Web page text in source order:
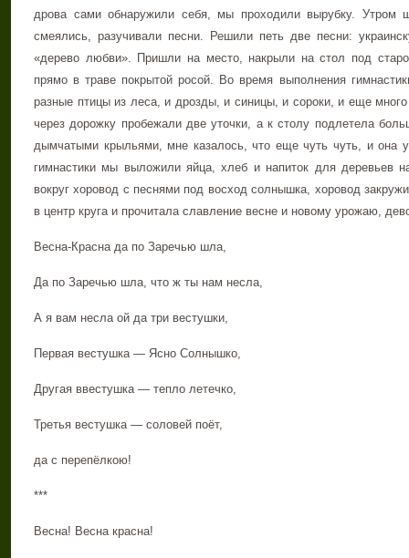
дрова сами обнаружили себя, мы проходили вырубку. Утром
смеялись, разучивали песни. Решили петь две песни:
«дерево любви». Пришли на место, накрыли на стол под
прямо в траве покрытой росой. Во время выполнения
разные птицы из леса, и дрозды, и синицы, и сороки, и еще
через дорожку пробежали две уточки, а к столу подлетела
дымчатыми крыльями, мне казалось, что еще чуть чуть, и она
гимнастики мы выложили яйца, хлеб и напиток для деревьев
вокруг хоровод с песнями под восход солнышка, хоровод
в центр круга и прочитала славление весне и новому урожаю,
Весна-Красна да по Заречью шла,
Да по Заречью шла, что ж ты нам несла,
А я вам несла ой да три вестушки,
Первая вестушка — Ясно Солнышко,
Другая ввестушка — тепло летечко,
Третья вестушка — соловей поёт,
да с перепёлкою!
***
Весна! Весна красна!